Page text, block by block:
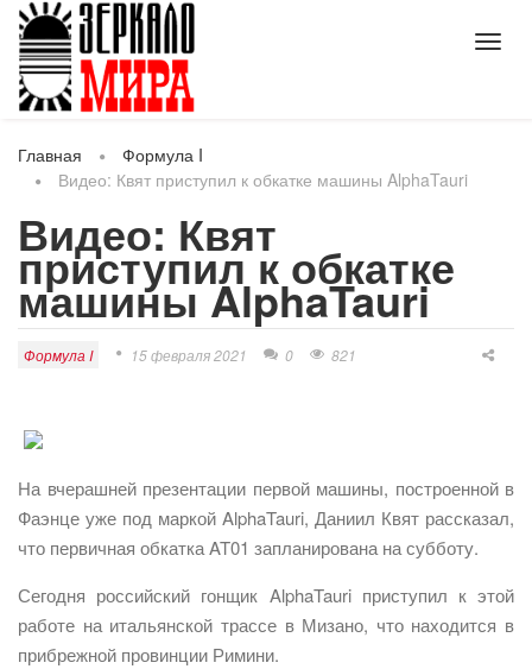
Главная
Формула I
Видео: Квят приступил к обкатке машины AlphaTauri
Видео: Квят
приступил к обкатке
машины AlphaTauri
Формула I 15 февраля 2021 0 821
На вчерашней презентации первой машины, построенной в
Фаэнце уже под маркой AlphaTauri, Даниил Квят рассказал,
что первичная обкатка AT01 запланирована на субботу.
Сегодня российский гонщик AlphaTauri приступил к этой
работе на итальянской трассе в Мизано, что находится в
прибрежной провинции Римини.